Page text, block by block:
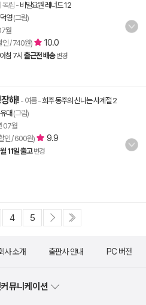
독립- 비밀요원 레너드 12
영(그림)
월
인 / 740원) 10.0
침 7시 출근전 배송 변경
해! - 여름-희주 동주의 신나는 사계절 2
대 (그림)
07월
인 / 600원) 9.9
11일 출고 변경
4 5
사 소개 출판사 안내 PC 버전
뮤니케이션